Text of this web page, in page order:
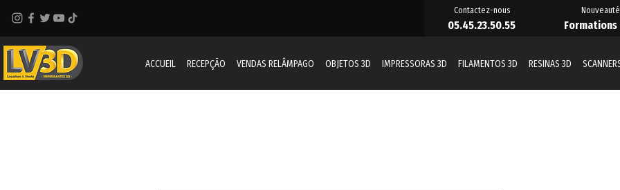
05.45.23.50.55
Contactez-nous
Formations
ACCUEIL RECEPÇÃO VENDAS RELÂMPAGO OBJETOS 3D IMPRESSORAS 3D FILAMENTOS 3D RESINAS 3D